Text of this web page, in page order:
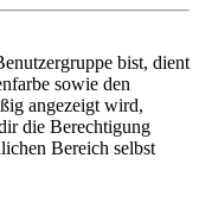
bist, dient
sowie den
angezeigt wird,
die Berechtigung
Bereich selbst